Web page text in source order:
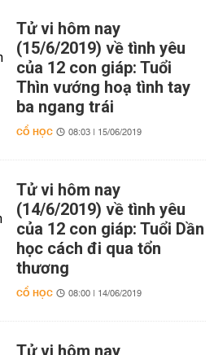
Tử vi hôm nay
(15/6/2019) về tình yêu
của 12 con giáp: Tuổi
Thìn vướng hoạ tình tay
ba ngang trái
CỔ HỌC 08:03 | 15/06/2019
Tử vi hôm nay
(14/6/2019) về tình yêu
của 12 con giáp: Tuổi Dần
học cách đi qua tổn
thương
CỔ HỌC 08:00 | 14/06/2019
Tử vi hôm nay